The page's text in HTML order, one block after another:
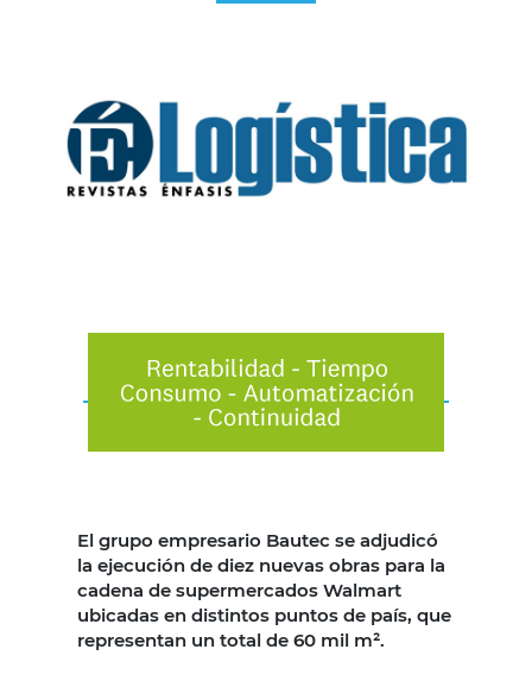
El grupo empresario Bautec se adjudicó
la ejecución de diez nuevas obras para la
cadena de supermercados Walmart
ubicadas en distintos puntos de país, que
representan un total de 60 mil m².